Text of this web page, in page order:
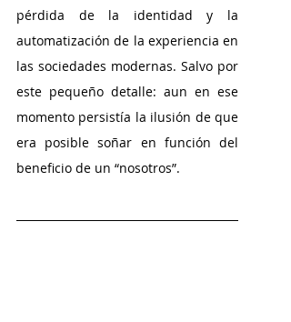
pérdida de la identidad y la
automatización de la experiencia en
las sociedades modernas. Salvo por
este pequeño detalle: aun en ese
momento persistía la ilusión de que
era posible soñar en función del
beneficio de un “nosotros”.